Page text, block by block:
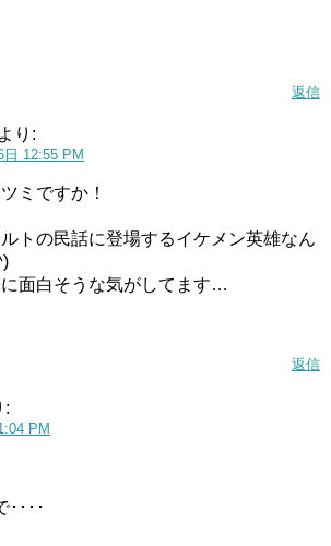
返信
より:
日 12:55 PM
ミですか！
トの民話に登場するイケメン英雄なん
面白そうな気がしてます…
返信
:
PM
････